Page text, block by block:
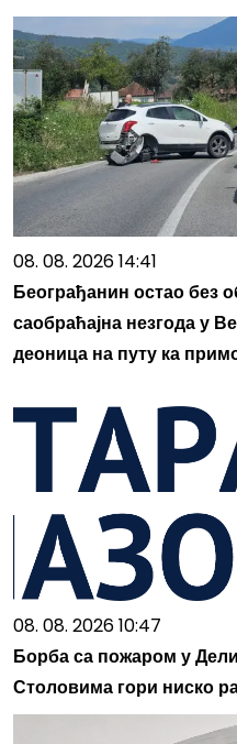
08. 08. 2026 14:41
Београђанин остао без
саобраћајна незгода у
деоница на путу ка
08. 08. 2026 10:47
Борба са пожаром у
Столовима гори ниско